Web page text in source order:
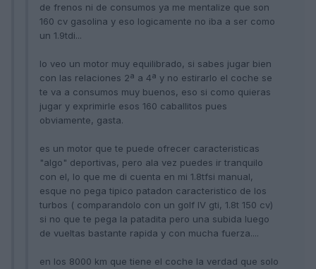
de frenos ni de consumos ya me mentalize que son
160 cv gasolina y eso logicamente no iba a ser como
un 1.9tdi...
lo veo un motor muy equilibrado, si sabes jugar bien
con las relaciones 2ª a 4ª y no estirarlo el coche se
te va a consumos muy buenos, eso si como quieras
jugar y exprimirle esos 160 caballitos pues
obviamente, gasta.
es un motor que te puede ofrecer caracteristicas
"algo" deportivas, pero ala vez puedes ir tranquilo
con el, lo que me di cuenta en mi 1.8tfsi manual,
esque no pega tipico patadon caracteristico de los
turbos ( comparandolo con un golf IV gti, 1.8t 150 cv)
si no que te pega la patadita pero una subida luego
de vueltas bastante rapida y con mucha fuerza....
en los 8000 km que tiene el coche la verdad que solo